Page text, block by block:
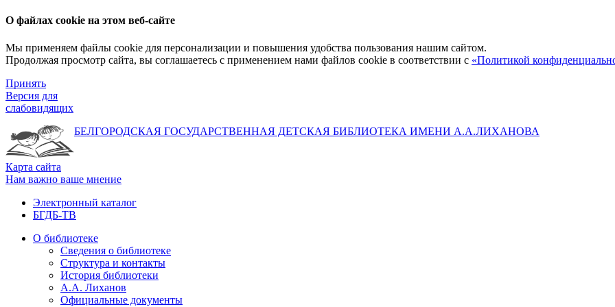
О файлах cookie на этом веб-сайте
Мы применяем файлы cookie для персонализации и повышения удобства пользования нашим сайтом.
Продолжая просмотр сайта, вы соглашаетесь с применением нами файлов cookie в соответствии с «Политикой
Принять
Версия для
слабовидящих
БЕЛГОРОДСКАЯ ГОСУДАРСТВЕННАЯ ДЕТСКАЯ БИБЛИОТЕКА ИМЕНИ А.А.ЛИХАНОВА
Карта сайта
Нам важно ваше мнение
Электронный каталог
БГДБ-ТВ
О библиотеке
Сведения о библиотеке
Структура и контакты
История библиотеки
А.А. Лиханов
Официальные документы